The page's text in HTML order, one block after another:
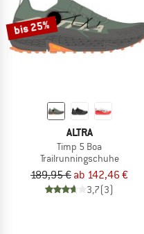
bis 25%
ALTRA
Timp 5 Boa
Trailrunningschuhe
189,95 € ab 142,46 €
3,7(3)